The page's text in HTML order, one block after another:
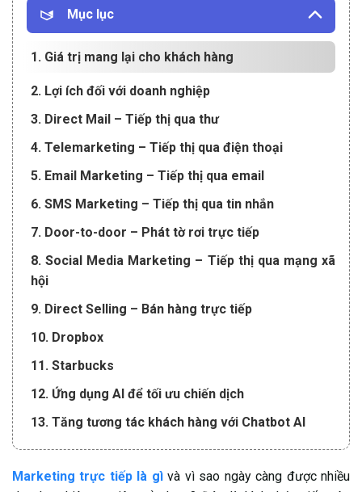
Mục lục
1. Giá trị mang lại cho khách hàng
2. Lợi ích đối với doanh nghiệp
3. Direct Mail – Tiếp thị qua thư
4. Telemarketing – Tiếp thị qua điện thoại
5. Email Marketing – Tiếp thị qua email
6. SMS Marketing – Tiếp thị qua tin nhắn
7. Door-to-door – Phát tờ rơi trực tiếp
8. Social Media Marketing – Tiếp thị qua mạng xã
hội
9. Direct Selling – Bán hàng trực tiếp
10. Dropbox
11. Starbucks
12. Ứng dụng AI để tối ưu chiến dịch
13. Tăng tương tác khách hàng với Chatbot AI
14. Ứng dụng công nghệ thực tế ảo (VR/AR)
Marketing trực tiếp là gìvà vì sao ngày càng được nhiều